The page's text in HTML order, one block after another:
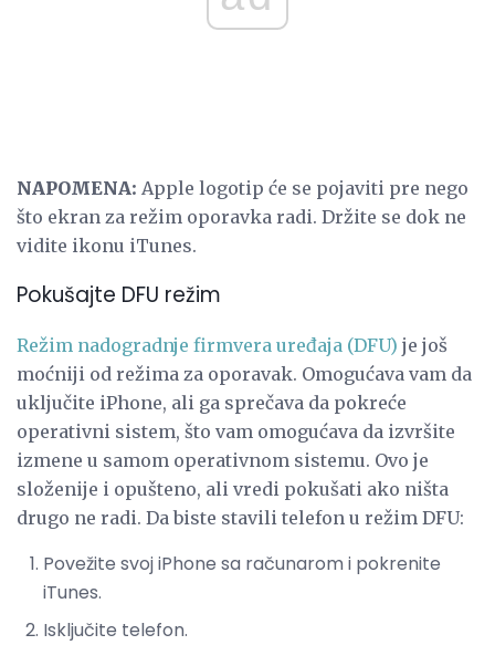
NAPOMENA: Apple logotip će se pojaviti pre nego
što ekran za režim oporavka radi. Držite se dok ne
vidite ikonu iTunes.
Pokušajte DFU režim
Režim nadogradnje firmvera uređaja (DFU) je još
moćniji od režima za oporavak. Omogućava vam da
uključite iPhone, ali ga sprečava da pokreće
operativni sistem, što vam omogućava da izvršite
izmene u samom operativnom sistemu. Ovo je
složenije i opušteno, ali vredi pokušati ako ništa
drugo ne radi. Da biste stavili telefon u režim DFU:
Povežite svoj iPhone sa računarom i pokrenite
iTunes.
Isključite telefon.